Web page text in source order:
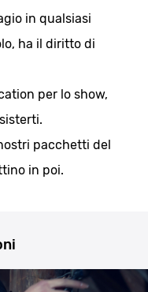
in qualsiasi
ha il diritto di
per lo show,
pacchetti del
in poi.